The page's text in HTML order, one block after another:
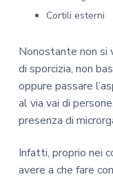
Cortili esterni
Nonostante non si
di sporcizia, non
oppure passare
al via vai di
presenza di
Infatti, proprio nei
avere a che fare